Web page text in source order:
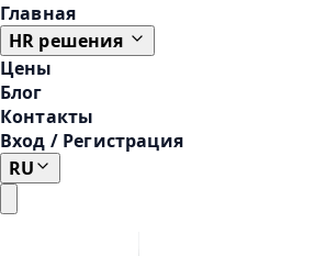
Главная
HR решения
Цены
Блог
Контакты
Вход /Регистрация
RU